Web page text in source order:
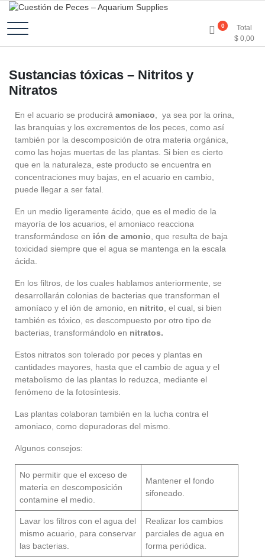
Cuestión de Peces –
Aquarium Supplies
0
Total
$ 0,00
Sustancias tóxicas – Nitritos y
Nitratos
En el acuario se producirá amoniaco , ya sea por la orina,
las branquias y los excrementos de los peces, como así
también por la descomposición de otra materia orgánica,
como las hojas muertas de las plantas. Si bien es cierto
que en la naturaleza, este producto se encuentra en
concentraciones muy bajas, en el acuario en cambio,
puede llegar a ser fatal.
En un medio ligeramente ácido, que es el medio de la
mayoría de los acuarios, el amoniaco reacciona
transformándose en ión de amonio , que resulta de baja
toxicidad siempre que el agua se mantenga en la escala
ácida.
En los filtros, de los cuales hablamos anteriormente, se
desarrollarán colonias de bacterias que transforman el
amoníaco y el ión de amonio, en nitrito , el cual, si bien
también es tóxico, es descompuesto por otro tipo de
bacterias, transformándolo en nitratos.
Estos nitratos son tolerado por peces y plantas en
cantidades mayores, hasta que el cambio de agua y el
metabolismo de las plantas lo reduzca, mediante el
fenómeno de la fotosíntesis.
Las plantas colaboran también en la lucha contra el
amoniaco, como depuradoras del mismo.
Algunos consejos:
No permitir que el exceso de
materia en descomposición
contamine el medio.
Mantener el fondo
sifoneado.
Lavar los filtros con el agua del
mismo acuario, para conservar
las bacterias.
Realizar los cambios
parciales de agua en
forma periódica.